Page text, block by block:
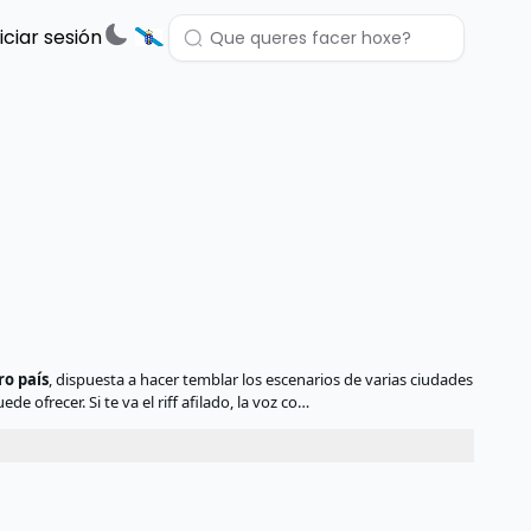
sesión
país, dispuesta a hacer temblar los escenarios de varias ciudades
ofrecer. Si te va el riff afilado, la voz co…